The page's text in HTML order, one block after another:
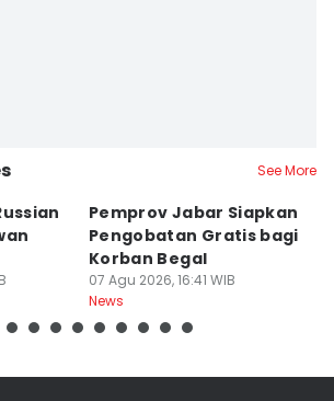
See More
Pemprov Jabar Siapkan
Pengobatan Gratis bagi
Korban Begal
07 Agu 2026, 16:41 WIB
News